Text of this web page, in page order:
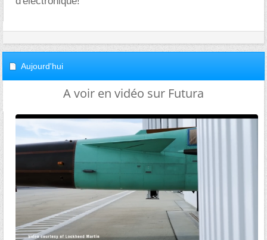
Aujourd'hui
A voir en vidéo sur Futura